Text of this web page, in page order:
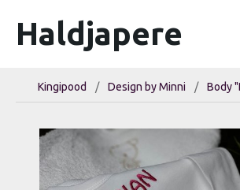
Haldjapere
Kingipood / Design by Minni / Body